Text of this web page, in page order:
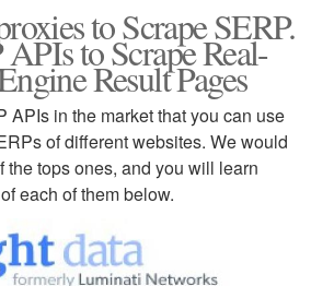
to Scrape SERP.
to Scrape Real-
Result Pages
APIs in the market that you can use
of different websites. We would
the tops ones, and you will learn
each of them below.